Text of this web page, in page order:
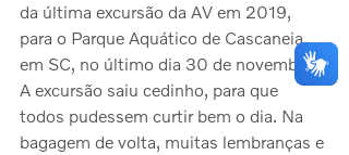
da última excursão da AV em 2019,
para o Parque Aquático de Cascaneia,
em SC, no último dia 30 de novembro.
A excursão saiu cedinho, para que
todos pudessem curtir bem o dia. Na
bagagem de volta, muitas lembranças e